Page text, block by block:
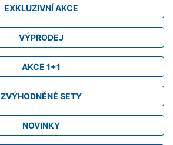
EXKLUZIVNÍ AKCE
VÝPRODEJ
AKCE 1+1
ZVÝHODNĚNÉ SETY
NOVINKY